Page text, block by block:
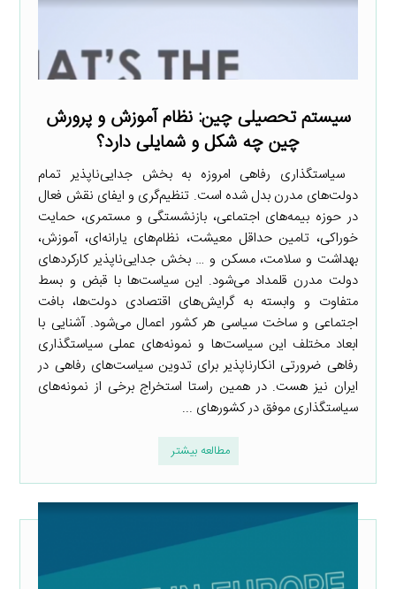
سیستم تحصیلی چین: نظام آموزش و پرورش
چین چه شکل و شمایلی دارد؟
سیاستگذاری رفاهی امروزه به بخش جدایی‌ناپذیر تمام
دولت‌های مدرن بدل شده است. تنظیم‌گری و ایفای نقش فعال
در حوزه بیمه‌های اجتماعی، بازنشستگی و مستمری، حمایت
خوراکی، تامین حداقل معیشت، نظام‌های یارانه‌ای، آموزش،
بهداشت و سلامت، مسکن و … بخش جدایی‌ناپذیر کارکردهای
دولت مدرن قلمداد می‌شود. این سیاست‌ها با قبض و بسط
متفاوت و وابسته به گرایش‌های اقتصادی دولت‌ها، بافت
اجتماعی و ساخت سیاسی هر کشور اعمال می‌شود. آشنایی با
ابعاد مختلف این سیاست‌ها و نمونه‌های عملی سیاستگذاری
رفاهی ضرورتی انکارناپذیر برای تدوین سیاست‌های رفاهی در
ایران نیز هست. در همین راستا استخراج برخی از نمونه‌های
سیاستگذاری موفق در کشورهای ...
مطالعه بیشتر